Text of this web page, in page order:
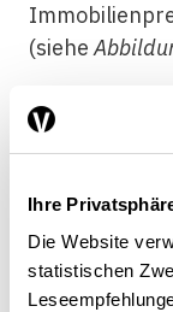
Ihre
Die Website
statistischen
(siehe
Abb. 2:
pro Kopf